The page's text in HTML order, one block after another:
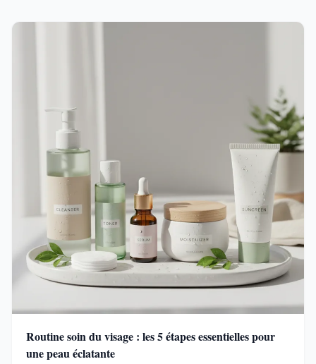
Routine soin du visage : les 5 étapes essentielles pour
une peau éclatante